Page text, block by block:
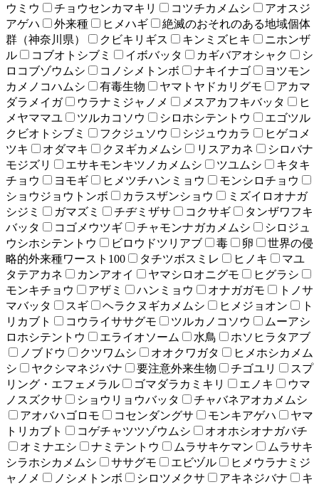
ウミウ
チョウセンカマキリ コツチカメムシ
アオスジ
アゲハ
外来種 ヒメハギ
絶滅のおそれのある地域個体
群（神奈川県）
クビキリギス キンミズヒキ
ニホンザ
ル
コブオトシブミ イボバッタ カギバアオシャク
シ
ロコブゾウムシ
コノシメトンボ ナキイナゴ
ヨツモン
カメノコハムシ
有毒生物 ヤマトヤドカリグモ
アカマ
ダラメイガ
ウラナミジャノメ メスアカフキバッタ
ヒ
メヤママユ
ツルカコソウ シロホシテントウ
エゴツル
クビオトシブミ
フクジュソウ シジュウカラ
ヒゲコメ
ツキ
オダマキ クヌギカメムシ リスアカネ
シロバナ
モジズリ
エサキモンキツノカメムシ ツユムシ
キタキ
チョウ
ヨモギ ヒメツチハンミョウ
モンシロチョウ
ショウジョウトンボ
カラスザンショウ
ミズイロオナガ
シジミ
ガマズミ チヂミザサ コクサギ
タンザワフキ
バッタ
コゴメウツギ チャモンナガカメムシ
シロジュ
ウシホシテントウ
ビロウドツリアブ 毒 卵
世界の侵
略的外来種ワースト100
タチツボスミレ ヒノキ
マユ
タテアカネ
カンアオイ ヤマシロオニグモ
ヒグラシ
モンキチョウ
アザミ ハンミョウ オナガガモ
トノサ
マバッタ
スギ ヘラクヌギカメムシ ヒメジョオン
ト
リカブト
コウライササグモ ツルカノコソウ
ムーアシ
ロホシテントウ
エライオソーム 水鳥
ホソヒラタアブ
ノブドウ
クツワムシ オオクワガタ
ヒメホシカメム
シ
ヤクシマネジバナ 要注意外来生物 チゴユリ
スプ
リング・エフェメラル
ゴマダラカミキリ エノキ
ウマ
ノスズクサ
ショウリョウバッタ
チャバネアオカメムシ
アオバハゴロモ
コセンダングサ モンキアゲハ
ヤマ
トリカブト
コゲチャツツゾウムシ
オオホシオナガバチ
オミナエシ
ナミテントウ ムラサキケマン
ムラサキ
シラホシカメムシ
ササグモ エビヅル
ヒメウラナミジ
ャノメ
ノシメトンボ シロツメクサ アキネジバナ
キ